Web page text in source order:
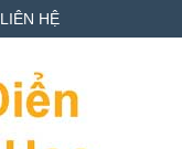
LIÊN HỆ